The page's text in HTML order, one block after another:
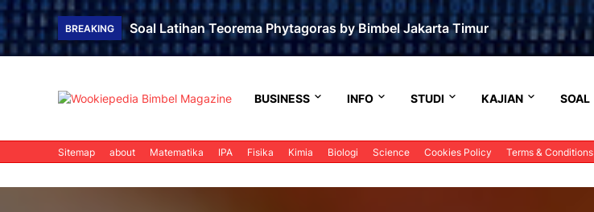
BREAKING Soal Latihan Teorema Phytagoras by Bimbel Jakarta Timur
BUSINESS INFO STUDI KAJIAN SOAL
Sitemap about Matematika IPA Fisika Kimia Biologi Science Cookies Policy Terms & Conditions